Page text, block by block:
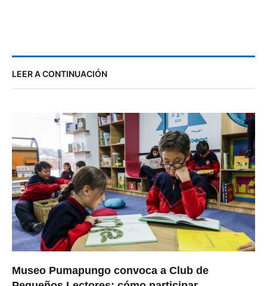
LEER A CONTINUACIÓN
Museo Pumapungo convoca a Club de